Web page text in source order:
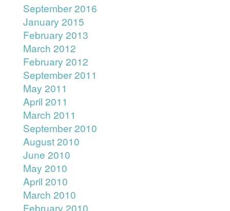
September 2016
January 2015
February 2013
March 2012
February 2012
September 2011
May 2011
April 2011
March 2011
September 2010
August 2010
June 2010
May 2010
April 2010
March 2010
February 2010